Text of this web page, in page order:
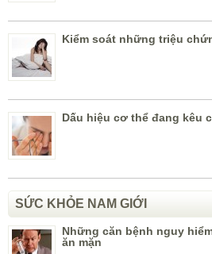
Kiểm soát những triệu
Dấu hiệu cơ thể đang kêu
SỨC KHỎE NAM GIỚI
Những căn bệnh nguy
ăn mặn